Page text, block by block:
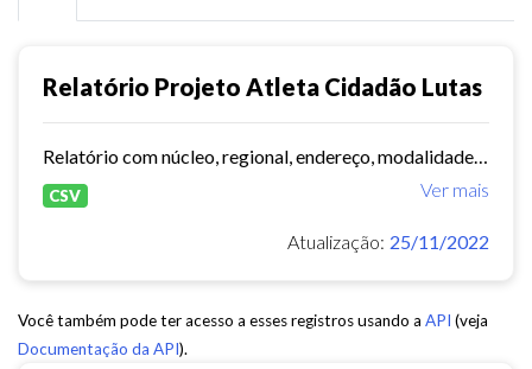
Relatório Projeto Atleta Cidadão Lutas
Ver mais
CSV
Atualização: 25/11/2022
Você também pode ter acesso a esses registros usando a API (veja
Documentação da API).